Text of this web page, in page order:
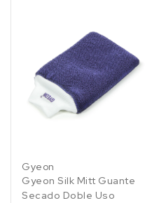
Gyeon
Gyeon Silk Mitt Guante
Secado Doble Uso